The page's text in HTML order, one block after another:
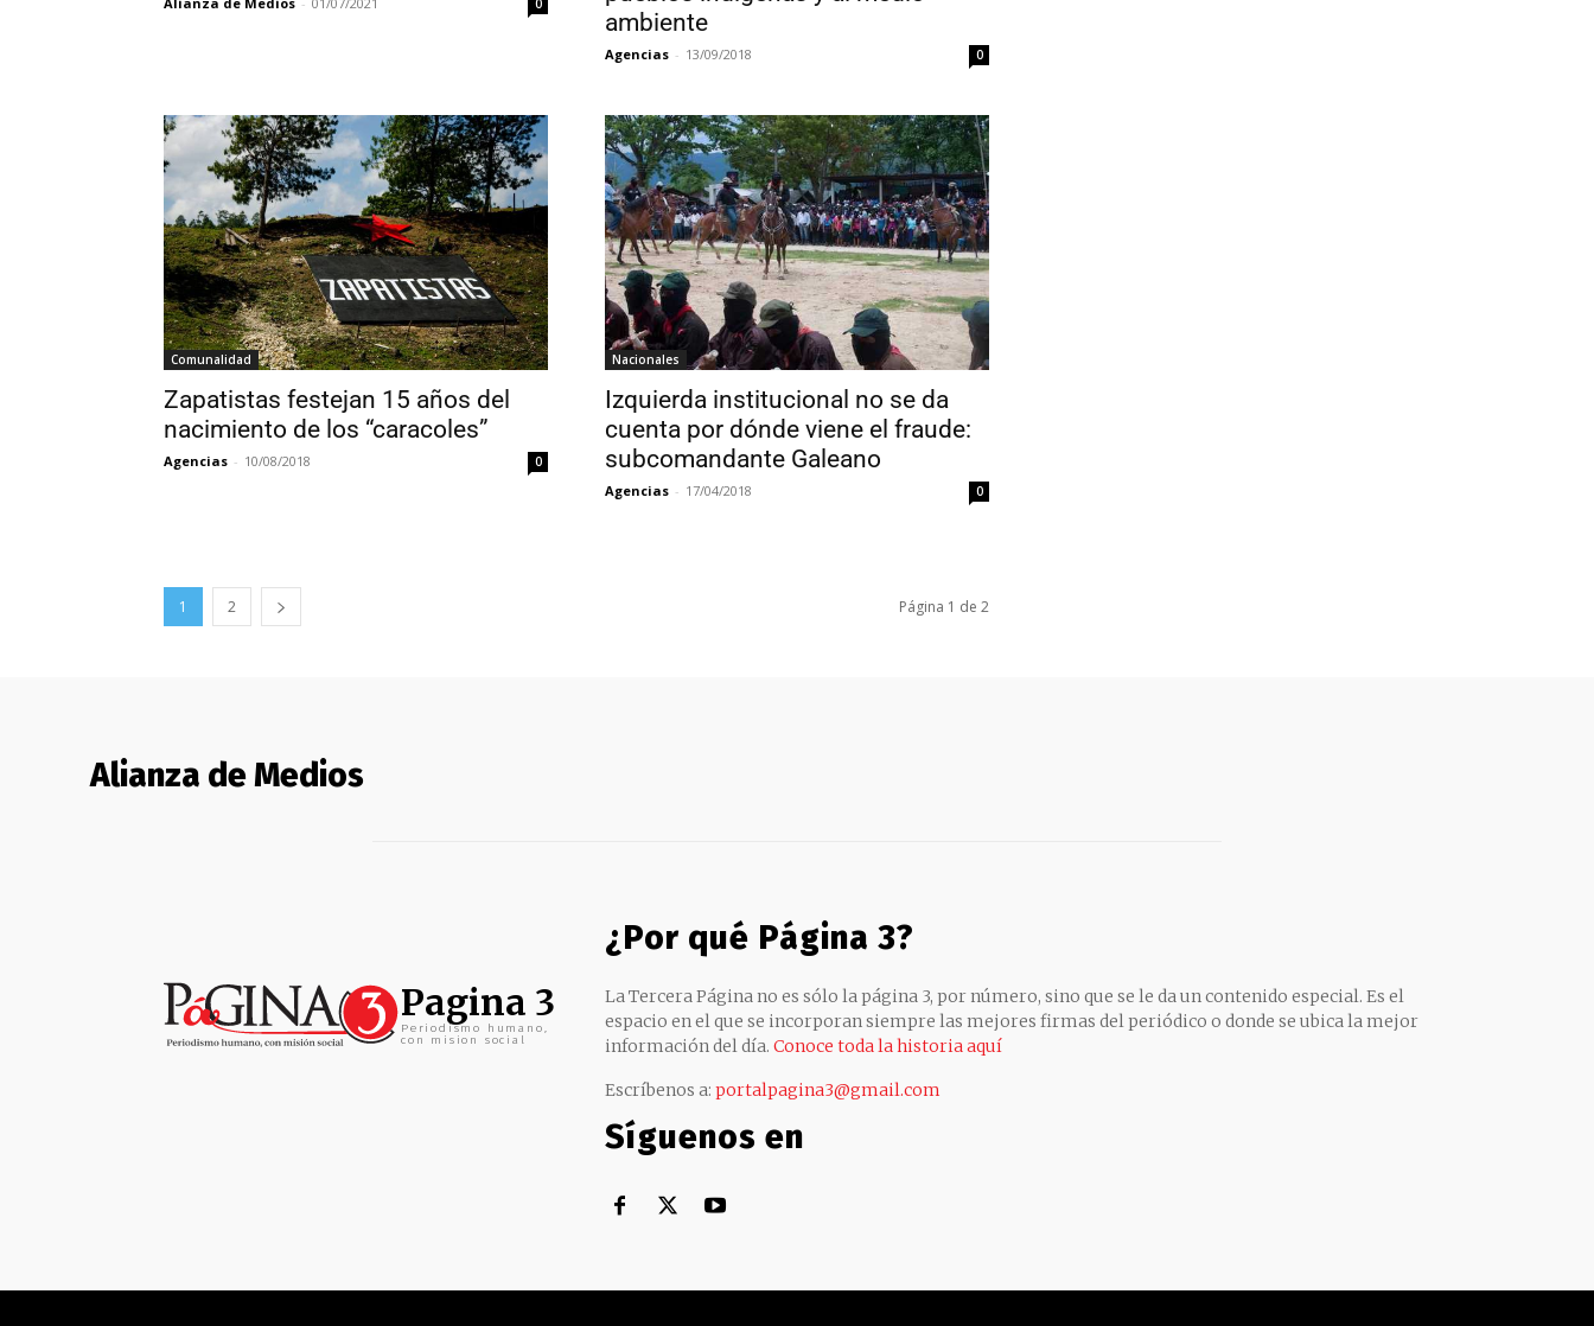
0
ambiente
Agencias - 13/09/2018 0
Comunalidad
Zapatistas festejan 15 años del
nacimiento de los “caracoles”
Agencias - 10/08/2018 0
Nacionales
Izquierda institucional no se da
cuenta por dónde viene el fraude:
subcomandante Galeano
Agencias - 17/04/2018 0
1 2 Página 1 de 2
Alianza de Medios
Pagina 3
Periodismo humano,
con mision social
¿Por qué Página 3?
La Tercera Página no es sólo la página 3, por número, sino que se le da un contenido especial. Es el
espacio en el que se incorporan siempre las mejores firmas del periódico o donde se ubica la mejor
información del día. Conoce toda la historia aquí
Escríbenos a: portalpagina3@gmail.com
Síguenos en